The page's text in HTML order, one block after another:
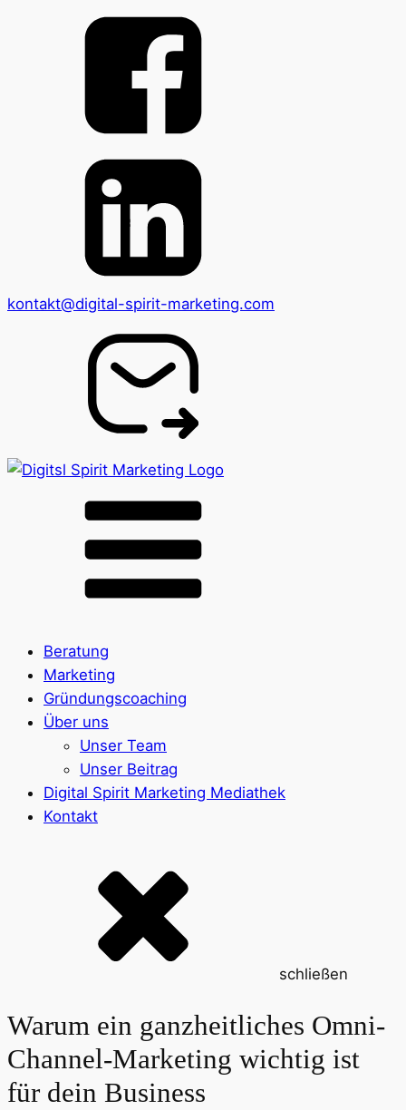
kontakt@digital-spirit-marketing.com
Beratung
Marketing
Gründungscoaching
Über uns
Unser Team
Unser Beitrag
Digital Spirit Marketing Mediathek
Kontakt
schließen
Warum ein ganzheitliches Omni-
Channel-Marketing wichtig ist
für dein Business